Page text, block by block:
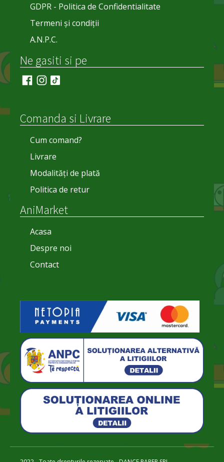
GDPR - Politica de Confidentialitate
Termeni și condiții
A.N.P.C.
Ne gasiti si pe
Comanda si Livrare
Cum comand?
Livrare
Modalități de plată
Politica de retur
AniMarket
Acasa
Despre noi
Contact